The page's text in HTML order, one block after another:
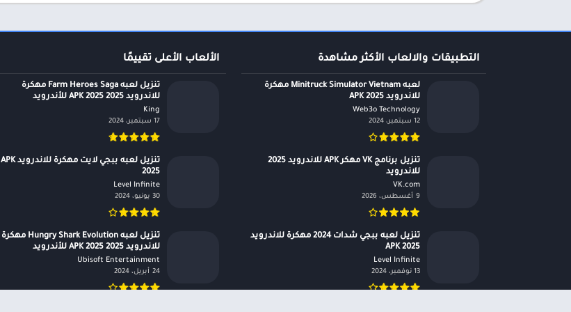
الألعاب الأعلى تقييمًا
تنزيل لعبه Farm Heroes Saga مهكرة
للاندرويد APK 2025 2025 للأندرويد
King‏
17 سبتمبر، 2024
تنزيل لعبه ببجي لايت مهكرة للاندرويد APK
2025
Level Infinite‏
30 يونيو، 2024
تنزيل لعبه Hungry Shark Evolution مهكرة
للاندرويد APK 2025 2025 للأندرويد
Ubisoft Entertainment‏
24 أبريل، 2024
التطبيقات والالعاب الأكثر مشاهدة
لعبه Minitruck Simulator Vietnam مهكرة
للاندرويد APK 2025
Web3o Technology‏
12 سبتمبر، 2024
تنزيل برنامج VK مهكر APK للاندرويد 2025
للاندرويد
VK.com‏
9 أغسطس، 2026
تنزيل لعبه ببجي شدات 2024 مهكرة للاندرويد
APK 2025
Level Infinite‏
13 نوفمبر، 2024